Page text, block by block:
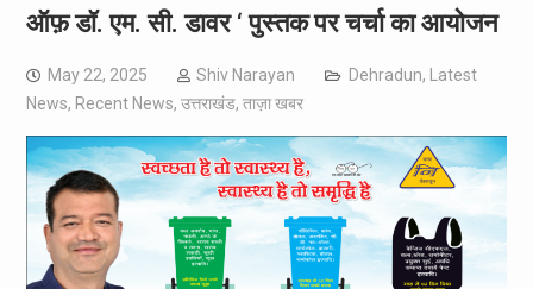
ऑफ़ डॉ. एम. सी. डावर ‘ पुस्तक पर चर्चा का आयोजन
May 22, 2025 Shiv Narayan Dehradun, Latest
News, Recent News, उत्तराखंड, ताज़ा खबर